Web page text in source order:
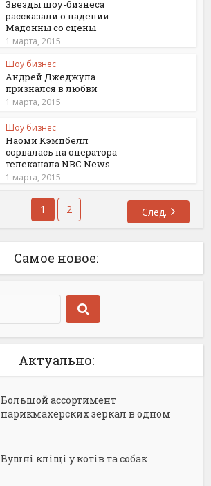
Звезды шоу-бизнеса
рассказали о падении
Мадонны со сцены
1 марта, 2015
Шоу бизнес
Андрей Джеджула
признался в любви
1 марта, 2015
Шоу бизнес
Наоми Кэмпбелл
сорвалась на оператора
телеканала NBC News
1 марта, 2015
1 2 След.
Самое новое:
Актуально:
Большой ассортимент
парикмахерских зеркал в одном
Вушні кліщі у котів та собак